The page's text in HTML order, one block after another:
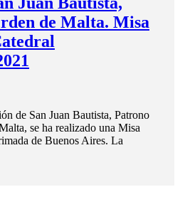
de Malta. Misa
de San Juan Bautista, Patrono
se ha realizado una Misa
de Buenos Aires. La